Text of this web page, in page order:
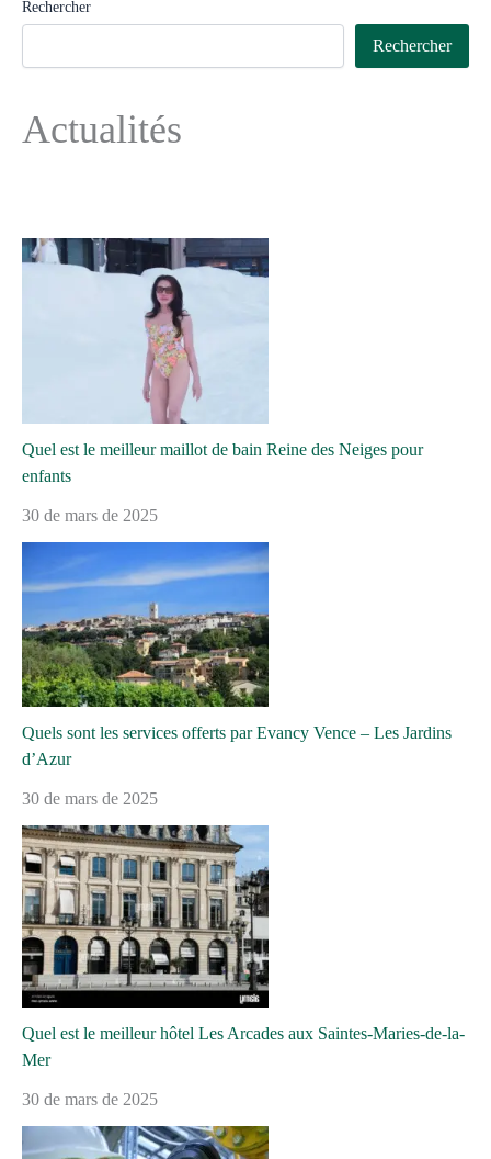
Rechercher
Rechercher
Actualités
Quel est le meilleur maillot de bain Reine des Neiges pour
enfants
30 de mars de 2025
Quels sont les services offerts par Evancy Vence – Les Jardins
d’Azur
30 de mars de 2025
Quel est le meilleur hôtel Les Arcades aux Saintes-Maries-de-la-
Mer
30 de mars de 2025